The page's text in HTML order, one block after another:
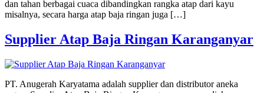
dan tahan berbagai cuaca dibandingkan rangka atap dari kayu
misalnya, secara harga atap baja ringan juga […]
Supplier Atap Baja Ringan Karanganyar
PT. Anugerah Karyatama adalah supplier dan distributor aneka